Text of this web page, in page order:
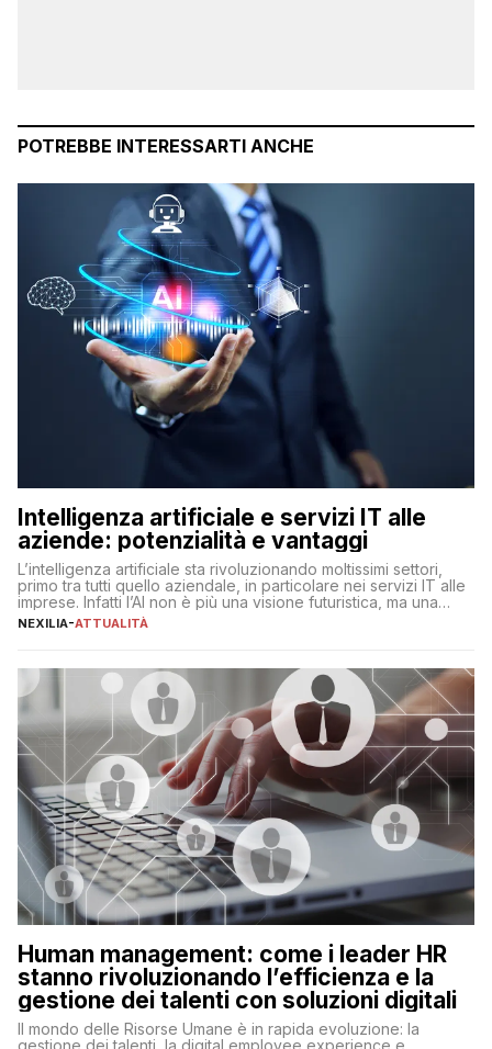
POTREBBE INTERESSARTI ANCHE
Intelligenza artificiale e servizi IT alle
aziende: potenzialità e vantaggi
L’intelligenza artificiale sta rivoluzionando moltissimi settori,
primo tra tutti quello aziendale, in particolare nei servizi IT alle
imprese. Infatti l’AI non è più una visione futuristica, ma una
realtà operativa che sta portando a un cambio significativo in
operazioni, bensì comporta […]
NEXILIA-ATTUALITÀ
Human management: come i leader HR
stanno rivoluzionando l’efficienza e la
gestione dei talenti con soluzioni digitali
Il mondo delle Risorse Umane è in rapida evoluzione: la
gestione dei talenti, la digital employee experience e